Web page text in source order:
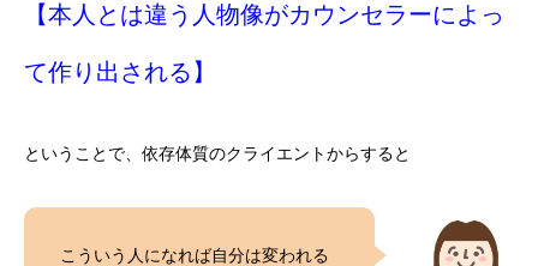
【本人とは違う人物像がカウンセラーによっ
て作り出される】
ということで、依存体質のクライエントからすると
こういう人になれば自分は変われる